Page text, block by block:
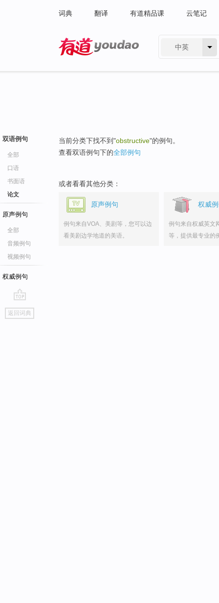
词典 翻译 有道精品课 云笔记
中英
双语例句
全部
口语
书面语
论文
原声例句
全部
音频例句
视频例句
权威例句
go
top
返回词典
当前分类下找不到"obstructive"的例句。
查看双语例句下的全部例句
或者看看其他分类：
原声例句
例句来自VOA、美剧等，您可以边
看美剧边学地道的美语。
权威
例句来自权威英文
等，提供最专业的